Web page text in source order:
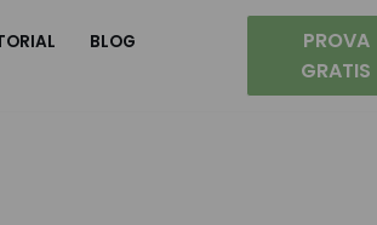
BLOG
PROVA
GRATIS